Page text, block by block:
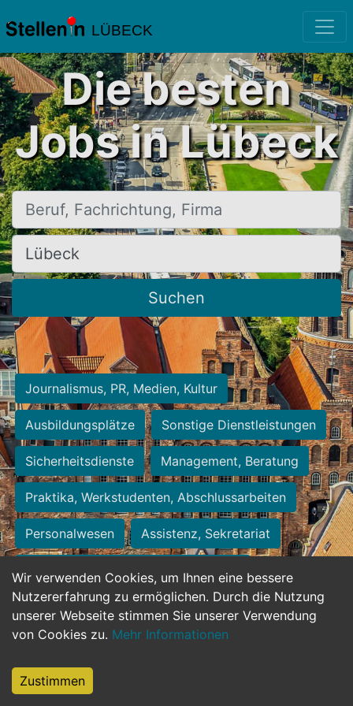
LÜBECK
Wir verwenden Cookies, um Ihnen eine bessere
Nutzererfahrung zu ermöglichen. Durch die Nutzung
unserer Webseite stimmen Sie unserer Verwendung
von Cookies zu. Mehr Informationen
Zustimmen
Die besten
Jobs in Lübeck
Beruf, Fachrichtung, Firma
Ort, Stadt
Suchen
Journalismus, PR, Medien, Kultur
Ausbildungsplätze Sonstige Dienstleistungen
Sicherheitsdienste Management, Beratung
Praktika, Werkstudenten, Abschlussarbeiten
Personalwesen Assistenz, Sekretariat
Hilfskräfte, Aushilfs- und Nebenjobs
Einkauf, Logistik, Materialwirtschaft
Weiterbildung, Studium, duale Ausbildung
Tourismus